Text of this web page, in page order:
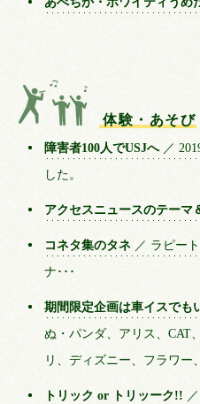
体験・あそび
障害者100人でUSJへ／
した。
アクセスニュースのテーマ
コネタ集のタネ ／ ラピー
ナ･･･
期間限定企画は車イスでも
ぬ・パンダ、アリス、CAT
リ、ディズニー、フラワー
トリック or トリッーク!!